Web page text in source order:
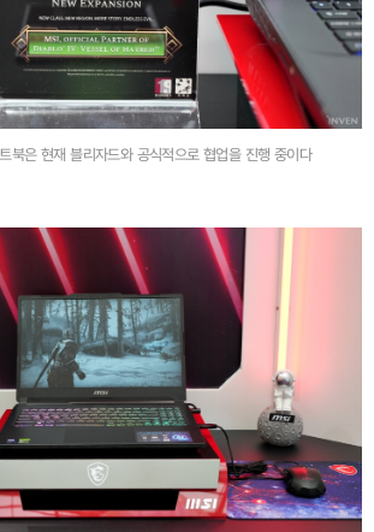
은 현재 블리자드와 공식적으로 협업을 진행 중이다